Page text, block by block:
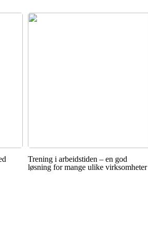
Trening i arbeidstiden – en god
løsning for mange ulike virksomheter